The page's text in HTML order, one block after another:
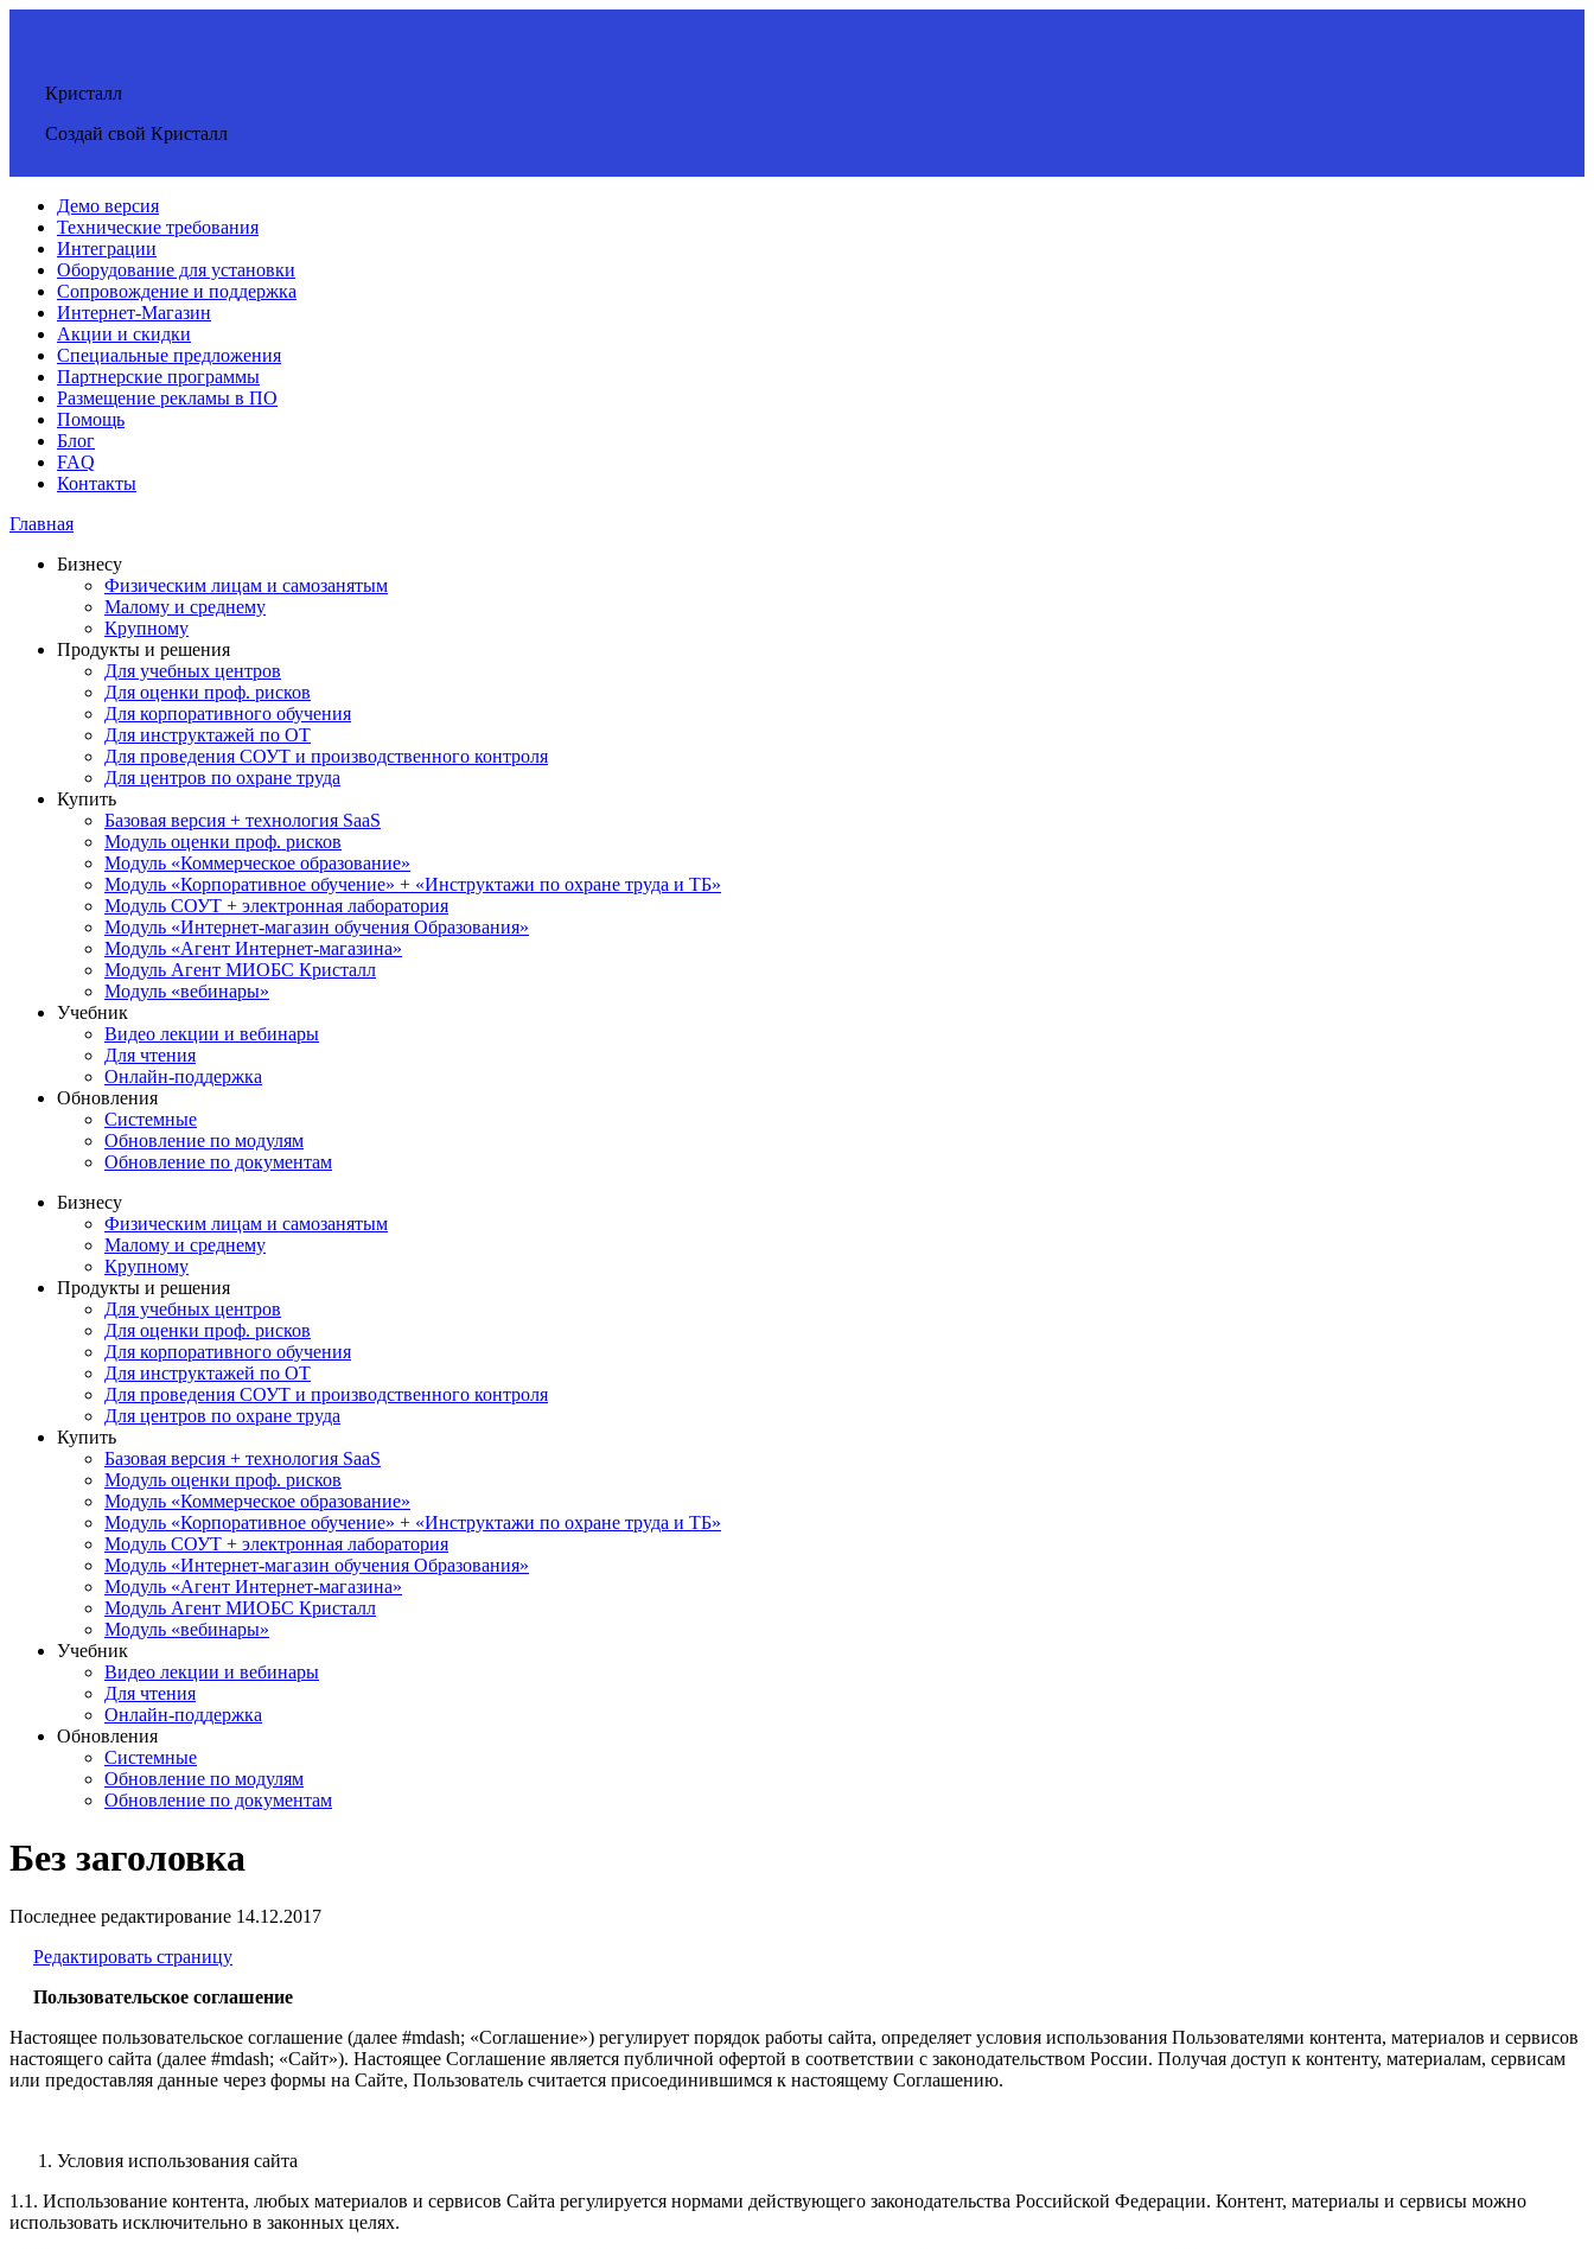
Кристалл
Создай свой Кристалл
Демо версия
Технические требования
Интеграции
Оборудование для установки
Сопровождение и поддержка
Интернет-Магазин
Акции и скидки
Специальные предложения
Партнерские программы
Размещение рекламы в ПО
Помощь
Блог
FAQ
Контакты
Главная
Бизнесу
Физическим лицам и самозанятым
Малому и среднему
Крупному
Продукты и решения
Для учебных центров
Для оценки проф. рисков
Для корпоративного обучения
Для инструктажей по ОТ
Для проведения СОУТ и производственного контроля
Для центров по охране труда
Купить
Базовая версия + технология SaaS
Модуль оценки проф. рисков
Модуль «Коммерческое образование»
Модуль «Корпоративное обучение» + «Инструктажи по охране труда и ТБ»
Модуль СОУТ + электронная лаборатория
Модуль «Интернет-магазин обучения Образования»
Модуль «Агент Интернет-магазина»
Модуль Агент МИОБС Кристалл
Модуль «вебинары»
Учебник
Видео лекции и вебинары
Для чтения
Онлайн-поддержка
Обновления
Системные
Обновление по модулям
Обновление по документам
Бизнесу
Физическим лицам и самозанятым
Малому и среднему
Крупному
Продукты и решения
Для учебных центров
Для оценки проф. рисков
Для корпоративного обучения
Для инструктажей по ОТ
Для проведения СОУТ и производственного контроля
Для центров по охране труда
Купить
Базовая версия + технология SaaS
Модуль оценки проф. рисков
Модуль «Коммерческое образование»
Модуль «Корпоративное обучение» + «Инструктажи по охране труда и ТБ»
Модуль СОУТ + электронная лаборатория
Модуль «Интернет-магазин обучения Образования»
Модуль «Агент Интернет-магазина»
Модуль Агент МИОБС Кристалл
Модуль «вебинары»
Учебник
Видео лекции и вебинары
Для чтения
Онлайн-поддержка
Обновления
Системные
Обновление по модулям
Обновление по документам
Без заголовка
Последнее редактирование 14.12.2017
Редактировать страницу
Пользовательское соглашение
Настоящее пользовательское соглашение (далее #mdash; «Соглашение») регулирует порядок работы сайта, определяет условия использования Пользователями контента, материалов и сервисов
настоящего сайта (далее #mdash; «Сайт»). Настоящее Соглашение является публичной офертой в соответствии с законодательством России. Получая доступ к контенту, материалам, сервисам
или предоставляя данные через формы на Сайте, Пользователь считается присоединившимся к настоящему Соглашению.
Условия использования сайта
1.1. Использование контента, любых материалов и сервисов Сайта регулируется нормами действующего законодательства Российской Федерации. Контент, материалы и сервисы можно
использовать исключительно в законных целях.